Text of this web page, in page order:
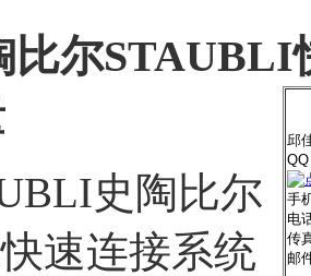
比尔STAUBLI
邱
手
电
传
邮
史陶比尔
速连接系统